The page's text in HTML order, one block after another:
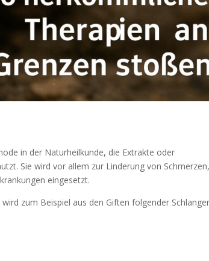
in der Naturheilkunde, die Extrakte oder
Sie wird vor allem zur Linderung von
eingesetzt.
zum Beispiel aus den Giften folgender